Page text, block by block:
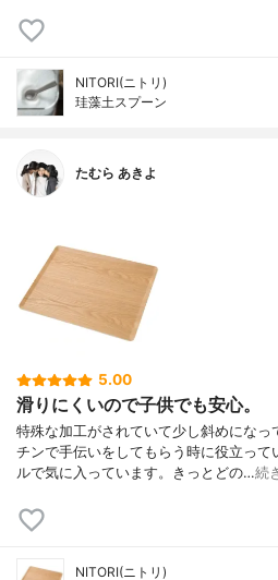
NITORI(ニトリ)
珪藻土スプーン
たむら あきよ
5.00
滑りにくいので子供でも安心。
特殊な加工がされていて少し斜めになっ
チンで手伝いをしてもらう時に役立って
ルで気に入っています。きっとどの…続
NITORI(ニトリ)